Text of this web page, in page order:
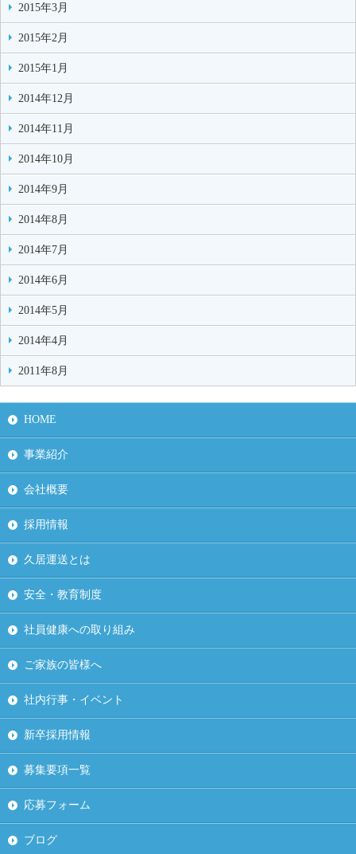
2015年3月
2015年2月
2015年1月
2014年12月
2014年11月
2014年10月
2014年9月
2014年8月
2014年7月
2014年6月
2014年5月
2014年4月
2011年8月
HOME
事業紹介
会社概要
採用情報
久居運送とは
安全・教育制度
社員健康への取り組み
ご家族の皆様へ
社内行事・イベント
新卒採用情報
募集要項一覧
応募フォーム
ブログ